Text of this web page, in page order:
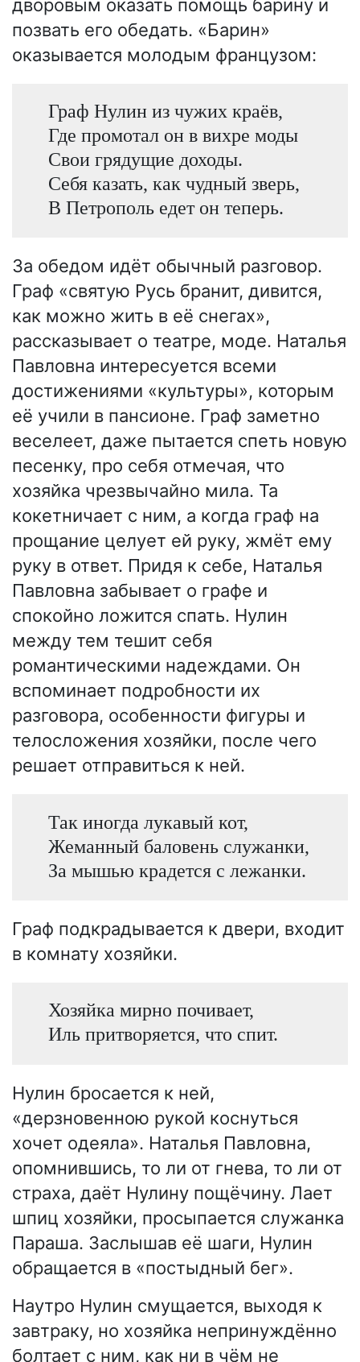
дворовым оказать помощь барину и
позвать его обедать. «Барин»
оказывается молодым французом:
Граф Нулин из чужих краёв,
Где промотал он в вихре моды
Свои грядущие доходы.
Себя казать, как чудный зверь,
В Петрополь едет он теперь.
За обедом идёт обычный разговор.
Граф «святую Русь бранит, дивится,
как можно жить в её снегах»,
рассказывает о театре, моде. Наталья
Павловна интересуется всеми
достижениями «культуры», которым
её учили в пансионе. Граф заметно
веселеет, даже пытается спеть новую
песенку, про себя отмечая, что
хозяйка чрезвычайно мила. Та
кокетничает с ним, а когда граф на
прощание целует ей руку, жмёт ему
руку в ответ. Придя к себе, Наталья
Павловна забывает о графе и
спокойно ложится спать. Нулин
между тем тешит себя
романтическими надеждами. Он
вспоминает подробности их
разговора, особенности фигуры и
телосложения хозяйки, после чего
решает отправиться к ней.
Так иногда лукавый кот,
Жеманный баловень служанки,
За мышью крадется с лежанки.
Граф подкрадывается к двери, входит
в комнату хозяйки.
Хозяйка мирно почивает,
Иль притворяется, что спит.
Нулин бросается к ней,
«дерзновенною рукой коснуться
хочет одеяла». Наталья Павловна,
опомнившись, то ли от гнева, то ли от
страха, даёт Нулину пощёчину. Лает
шпиц хозяйки, просыпается служанка
Параша. Заслышав её шаги, Нулин
обращается в «постыдный бег».
Наутро Нулин смущается, выходя к
завтраку, но хозяйка непринуждённо
болтает с ним, как ни в чём не